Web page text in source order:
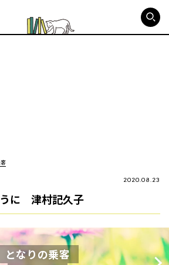
2020.08.23
に 津村記久子
となりの乗客